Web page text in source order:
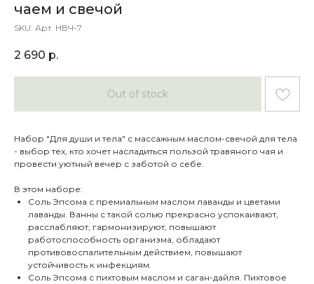
чаем и свечой
SKU: Арт. НВЧ-7
2 690 р.
Out of stock
Набор "Для души и тела" с массажным маслом-свечой для тела
- выбор тех, кто хочет насладиться пользой травяного чая и
провести уютный вечер с заботой о себе.
В этом наборе:
Соль Эпсома с премиальным маслом лаванды и цветами
лаванды. Ванны с такой солью прекрасно успокаивают,
расслабляют, гармонизируют, повышают
работоспособность организма, обладают
противовоспалительным действием, повышают
устойчивость к инфекциям.
Соль Эпсома с пихтовым маслом и саган-дайля. Пихтовое